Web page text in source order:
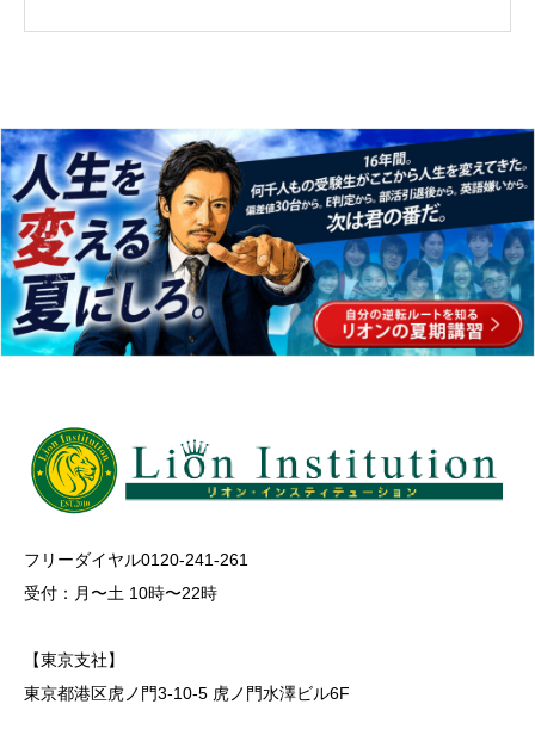
フリーダイヤル0120-241-261
受付：月〜土 10時〜22時
【東京支社】
東京都港区虎ノ門3-10-5 虎ノ門水澤ビル6F